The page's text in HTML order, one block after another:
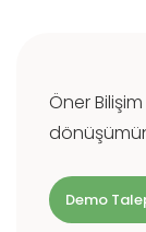
Öner
Demo